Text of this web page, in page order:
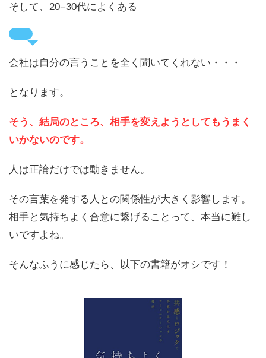
そして、20−30代によくある
会社は自分の言うことを全く聞いてくれない・・・
となります。
そう、結局のところ、相手を変えようとしてもうまく
いかないのです。
人は正論だけでは動きません。
その言葉を発する人との関係性が大きく影響します。
相手と気持ちよく合意に繋げることって、本当に難し
いですよね。
そんなふうに感じたら、以下の書籍がオシです！